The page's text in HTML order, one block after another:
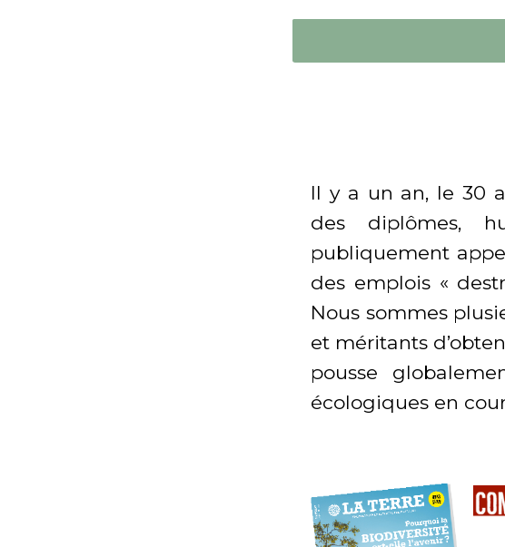
Il y a un an, le 30
des diplômes,
publiquement
des emplois «
Nous sommes
et méritants
pousse
écologiques en